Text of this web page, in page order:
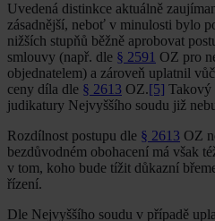
Uvedená distinkce aktuálně
zásadnější, neboť v minulosti bylo
nižších stupňů běžně aprobovat
smlouvy (např. dle § 2591 OZ pro
objednatelem) a zároveň uplatnil
ceny díla dle § 2613 OZ.[5] Takový
judikatury Nejvyššího soudu již
Rozdílnost postupu dle § 2613 OZ
bezdůvodném obohacení má však
v tom, koho bude tížit důkazní
řízení.
Dle Nejvyššího soudu v případě